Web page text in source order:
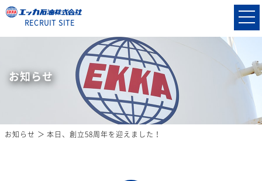
RECRUIT SITE
お知らせ
お知らせ 本日、創立58周年を迎えました！